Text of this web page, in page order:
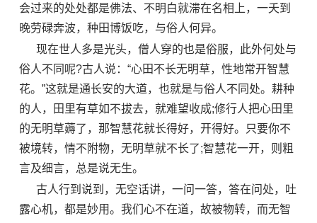
会过来的处处都是佛法、不明白就滞在名相上，一夭到
晚劳碌奔波，种田博饭吃，与俗人何异。
现在世人多是光头，僧人穿的也是俗服，此外何处与
俗人不同呢?古人说：“心田不长无明草，性地常开智慧
花。”这就是通长安的大道，也就是与俗人不同处。耕种
的人，田里有草如不拔去，就难望收成;修行人把心田里
的无明草薅了，那智慧花就长得好，开得好。只要你不
被境转，情不附物，无明草就不长了;智慧花一开，则粗
言及细言，总是说无生。
古人行到说到，无空话讲，一问一答，答在问处，吐
露心机，都是妙用。我们心不在道，故被物转，而无智